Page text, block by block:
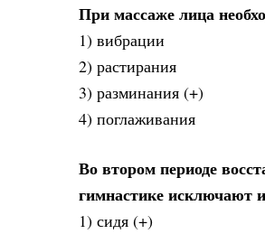
При массаже лица
1) вибрации
2) растирания
3) разминания (+)
4) поглаживания
Во втором периоде
гимнастике исключают
1) сидя (+)